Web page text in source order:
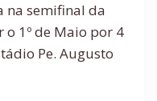
na semifinal da
o 1º de Maio por 4
Pe. Augusto